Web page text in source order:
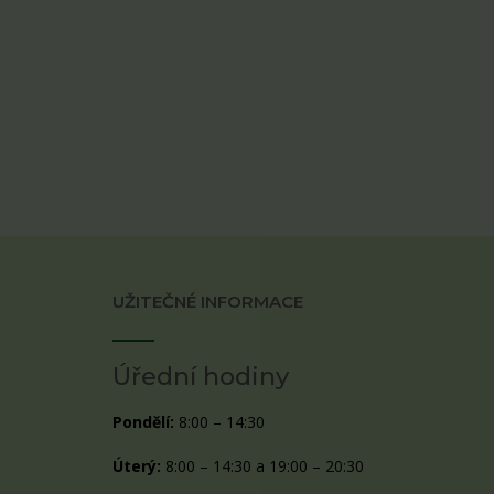
UŽITEČNÉ INFORMACE
Úřední hodiny
Pondělí: 8:00 – 14:30
Úterý: 8:00 – 14:30 a 19:00 – 20:30